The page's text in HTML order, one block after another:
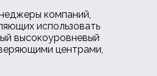
компаний,
использовать
высокоуровневый
центрами,